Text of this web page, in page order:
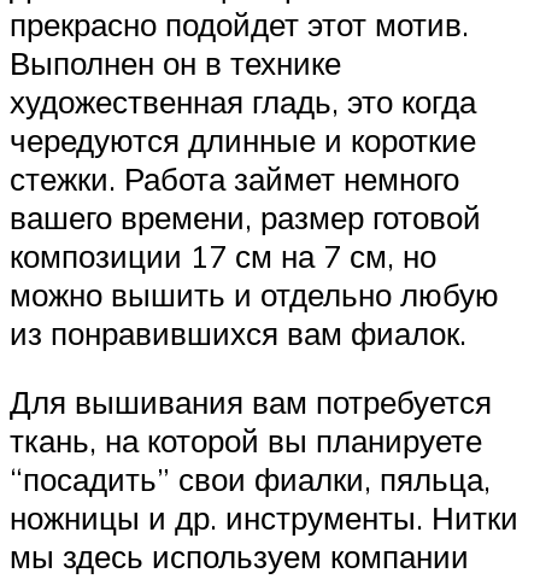
прекрасно подойдет этот мотив.
Выполнен он в технике
художественная гладь, это когда
чередуются длинные и короткие
стежки. Работа займет немного
вашего времени, размер готовой
композиции 17 см на 7 см, но
можно вышить и отдельно любую
из понравившихся вам фиалок.
Для вышивания вам потребуется
ткань, на которой вы планируете
“посадить” свои фиалки, пяльца,
ножницы и др. инструменты. Нитки
мы здесь используем компании